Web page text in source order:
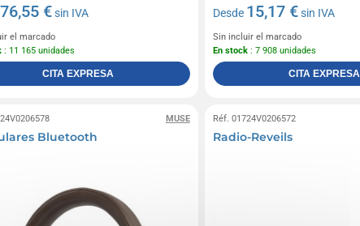
76,55 €sin IVA
el marcado
: 11 165 unidades
CITA EXPRESA
Desde 15,17 €sin IVA
Sin incluir el marcado
En stock: 7 908 unidades
CITA EXPRESA
MUSE
Bluetooth
Réf. 01724V0206572
Radio-Reveils